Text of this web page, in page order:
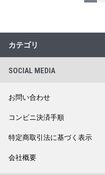
カテゴリ
SOCIAL MEDIA
お問い合わせ
コンビニ決済手順
特定商取引法に基づく表示
会社概要